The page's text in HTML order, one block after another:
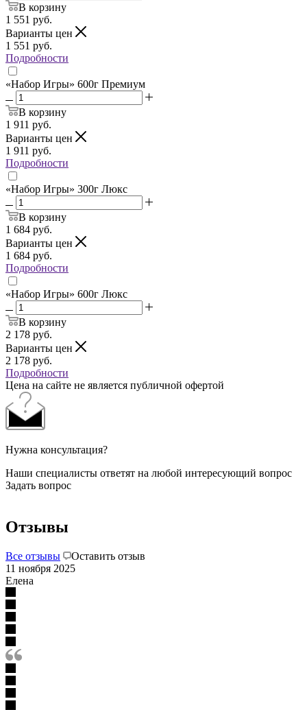
В корзину
1 551 руб.
Варианты цен
1 551 руб.
Подробности
«Набор Игры» 600г Премиум
В корзину
1 911 руб.
Варианты цен
1 911 руб.
Подробности
«Набор Игры» 300г Люкс
В корзину
1 684 руб.
Варианты цен
1 684 руб.
Подробности
«Набор Игры» 600г Люкс
В корзину
2 178 руб.
Варианты цен
2 178 руб.
Подробности
Цена на сайте не является публичной офертой
Нужна консультация?
Наши специалисты ответят на любой интересующий вопрос
Задать вопрос
Отзывы
Все отзывы
Оставить отзыв
11 ноября 2025
Елена